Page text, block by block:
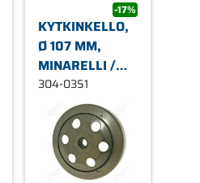
-17%
KYTKINKELLO,
Ø 107 MM,
MINARELLI /
APRILIA / MBK
/ YAMAHA
304-0351